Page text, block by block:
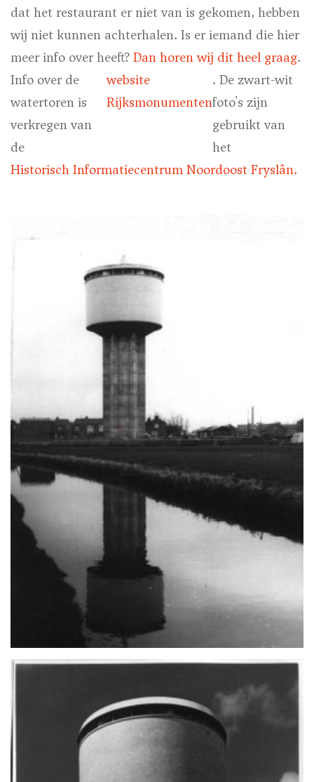
dat het restaurant er niet van is gekomen, hebben
wij niet kunnen achterhalen. Is er iemand die hier
meer info over heeft? Dan horen wij dit heel graag.
Info over de
watertoren is
verkregen van
de
website
Rijksmonumenten
. De zwart-wit
foto's zijn
gebruikt van
het
Historisch Informatiecentrum Noordoost Fryslân.